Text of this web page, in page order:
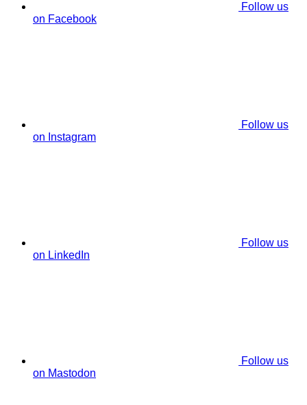
Follow us
on Facebook
Follow us
on Instagram
Follow us
on LinkedIn
Follow us
on Mastodon